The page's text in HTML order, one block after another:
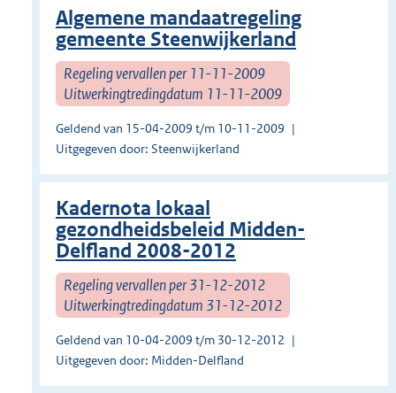
Algemene mandaatregeling
gemeente Steenwijkerland
Regeling vervallen per 11-11-2009
Uitwerkingtredingdatum 11-11-2009
Geldend van 15-04-2009 t/m 10-11-2009
Uitgegeven door: Steenwijkerland
Kadernota lokaal
gezondheidsbeleid Midden-
Delfland 2008-2012
Regeling vervallen per 31-12-2012
Uitwerkingtredingdatum 31-12-2012
Geldend van 10-04-2009 t/m 30-12-2012
Uitgegeven door: Midden-Delfland